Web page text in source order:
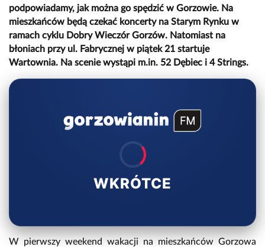
podpowiadamy, jak można go spędzić w Gorzowie. Na
mieszkańców będą czekać koncerty na Starym Rynku w
ramach cyklu Dobry Wieczór Gorzów. Natomiast na
błoniach przy ul. Fabrycznej w piątek 21 startuje
Wartownia. Na scenie wystąpi m.in. 52 Dębiec i 4 Strings.
WKRÓTCE
W pierwszy weekend wakacji na mieszkańców Gorzowa